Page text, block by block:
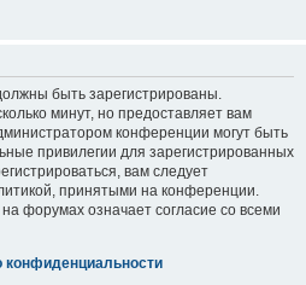
быть зарегистрированы.
минут, но предоставляет вам
конференции могут быть
привилегии для зарегистрированных
вам следует
принятыми на конференции.
форумах означает согласие со всеми
конфиденциальности